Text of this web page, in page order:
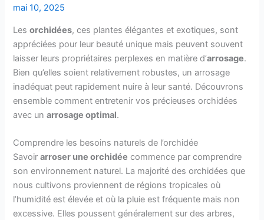
mai 10, 2025
Lesorchidées, ces plantes élégantes et exotiques, sont
appréciées pour leur beauté unique mais peuvent souvent
laisser leurs propriétaires perplexes en matière d’arrosage.
Bien qu’elles soient relativement robustes, un arrosage
inadéquat peut rapidement nuire à leur santé. Découvrons
ensemble comment entretenir vos précieuses orchidées
avec unarrosage optimal.
Comprendre les besoins naturels de l’orchidée
Savoirarroser une orchidée commence par comprendre
son environnement naturel. La majorité des orchidées que
nous cultivons proviennent de régions tropicales où
l’humidité est élevée et où la pluie est fréquente mais non
excessive. Elles poussent généralement sur des arbres,